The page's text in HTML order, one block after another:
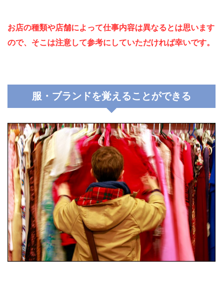
お店の種類や店舗によって仕事内容は異なるとは思います
ので、そこは注意して参考にしていただければ幸いです。
服・ブランドを覚えることができる